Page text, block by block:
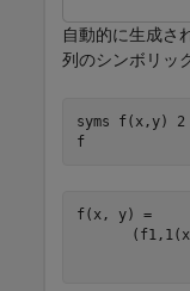
自動的に生成さ
列のシンボリッ
syms f(x,y)
2
f
( f1, 1( x